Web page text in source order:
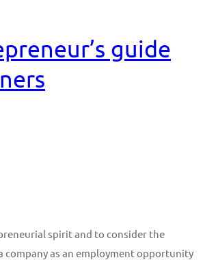
guide
spirit and to consider the
as an employment opportunity